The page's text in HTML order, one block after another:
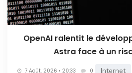
OpenAI ralentit le
Astra face à un
7 Août. 2026 • 20:33 0 Internet